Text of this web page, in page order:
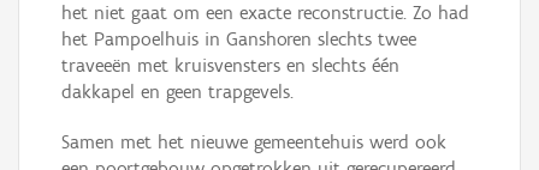
het niet gaat om een exacte reconstructie. Zo had
het Pampoelhuis in Ganshoren slechts twee
traveeën met kruisvensters en slechts één
dakkapel en geen trapgevels.
Samen met het nieuwe gemeentehuis werd ook